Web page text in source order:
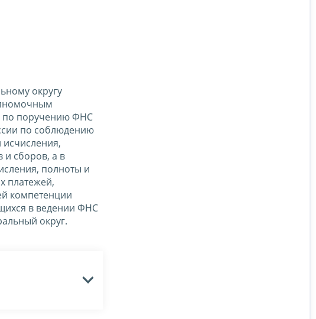
округу
по поручению ФНС
по соблюдению
и сборов, а в
полноты и
платежей,
компетенции
в ведении ФНС
округ.